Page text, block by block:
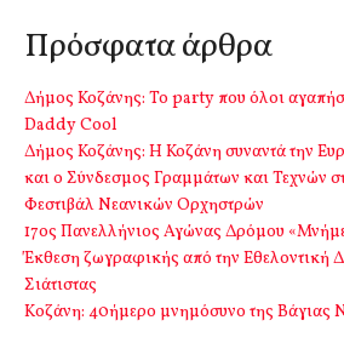
Πρόσφατα άρθρα
Δήμος Κοζάνης: Το party που όλοι
Daddy Cool
Δήμος Κοζάνης: Η Κοζάνη συναντά την
και ο Σύνδεσμος Γραμμάτων και Τεχνών
Φεστιβάλ Νεανικών Ορχηστρών
17ος Πανελλήνιος Αγώνας Δρόμου
Έκθεση ζωγραφικής από την Εθελοντική
Σιάτιστας
Kοζάνη: 40ήμερο μνημόσυνο της Βάγιας